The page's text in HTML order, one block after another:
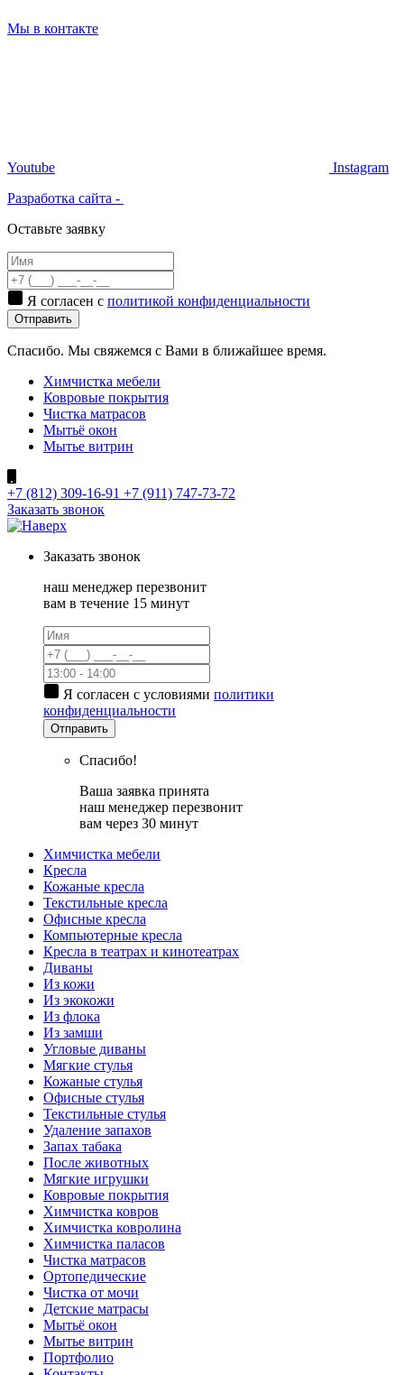
Мы в контакте
Youtube
Instagram
Разработка сайта -
Оставьте заявку
Я согласен с политикой конфиденциальности
Отправить
Спасибо. Мы свяжемся с Вами в ближайшее время.
Химчистка мебели
Ковровые покрытия
Чистка матрасов
Мытьё окон
Мытье витрин
+7 (812) 309-16-91 +7 (911) 747-73-72
Заказать звонок
Заказать звонок
наш менеджер перезвонит
вам в течение 15 минут
Я согласен с условиями политики
конфиденциальности
Отправить
Спасибо!
Ваша заявка принята
наш менеджер перезвонит
вам через 30 минут
Химчистка мебели
Кресла
Кожаные кресла
Текстильные кресла
Офисные кресла
Компьютерные кресла
Кресла в театрах и кинотеатрах
Диваны
Из кожи
Из экокожи
Из флока
Из замши
Угловые диваны
Мягкие стулья
Кожаные стулья
Офисные стулья
Текстильные стулья
Удаление запахов
Запах табака
После животных
Мягкие игрушки
Ковровые покрытия
Химчистка ковров
Химчистка ковролина
Химчистка паласов
Чистка матрасов
Ортопедические
Чистка от мочи
Детские матрасы
Мытьё окон
Мытье витрин
Портфолио